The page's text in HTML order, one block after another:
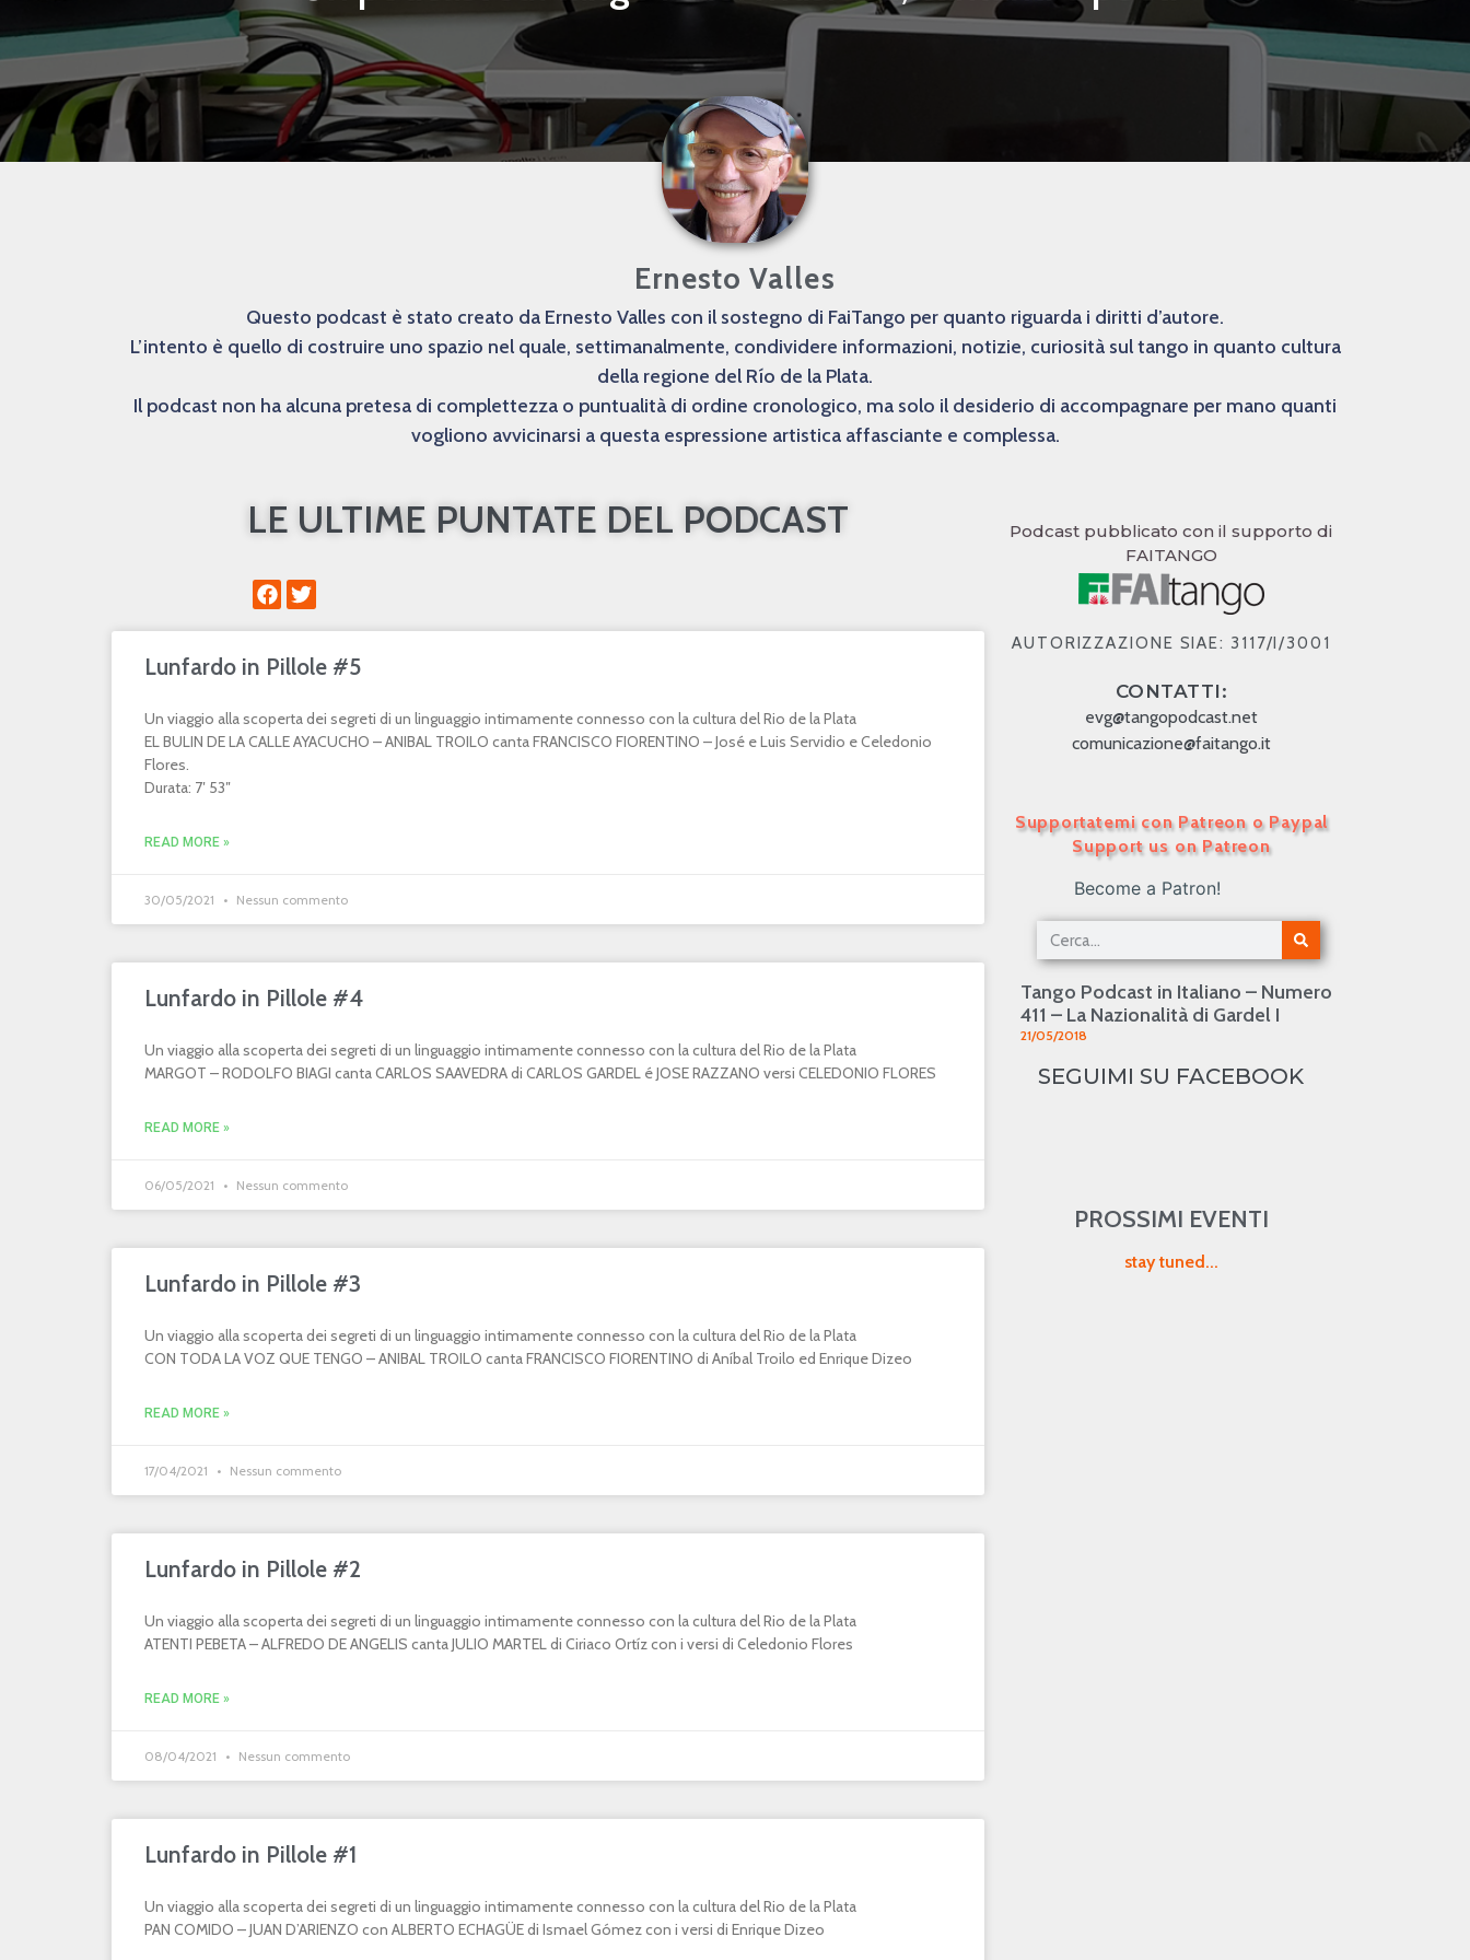
Ernesto Valles
Questo podcast è stato creato da Ernesto Valles con il sostegno di FaiTango per quanto riguarda i diritti d’autore.
L’intento è quello di costruire uno spazio nel quale, settimanalmente, condividere informazioni, notizie, curiosità sul tango in quanto cultura
della regione del Río de la Plata.
Il podcast non ha alcuna pretesa di complettezza o puntualità di ordine cronologico, ma solo il desiderio di accompagnare per mano quanti
vogliono avvicinarsi a questa espressione artistica affasciante e complessa.
LE ULTIME PUNTATE DEL PODCAST
Lunfardo in Pillole #5
Un viaggio alla scoperta dei segreti di un linguaggio intimamente connesso con la cultura del Rio de la Plata
EL BULIN DE LA CALLE AYACUCHO – ANIBAL TROILO canta FRANCISCO FIORENTINO – José e Luis Servidio e Celedonio
Flores.
Durata: 7′ 53″
READ MORE »
30/05/2021 Nessun commento
Lunfardo in Pillole #4
Un viaggio alla scoperta dei segreti di un linguaggio intimamente connesso con la cultura del Rio de la Plata
MARGOT – RODOLFO BIAGI canta CARLOS SAAVEDRA di CARLOS GARDEL é JOSE RAZZANO versi CELEDONIO FLORES
READ MORE »
06/05/2021 Nessun commento
Lunfardo in Pillole #3
Un viaggio alla scoperta dei segreti di un linguaggio intimamente connesso con la cultura del Rio de la Plata
CON TODA LA VOZ QUE TENGO – ANIBAL TROILO canta FRANCISCO FIORENTINO di Aníbal Troilo ed Enrique Dizeo
READ MORE »
17/04/2021 Nessun commento
Lunfardo in Pillole #2
Un viaggio alla scoperta dei segreti di un linguaggio intimamente connesso con la cultura del Rio de la Plata
ATENTI PEBETA – ALFREDO DE ANGELIS canta JULIO MARTEL di Ciriaco Ortíz con i versi di Celedonio Flores
READ MORE »
08/04/2021 Nessun commento
Lunfardo in Pillole #1
Un viaggio alla scoperta dei segreti di un linguaggio intimamente connesso con la cultura del Rio de la Plata
PAN COMIDO – JUAN D’ARIENZO con ALBERTO ECHAGÜE di Ismael Gómez con i versi di Enrique Dizeo
Podcast pubblicato con il supporto di
FAITANGO
AUTORIZZAZIONE SIAE: 3117/I/3001
CONTATTI:
evg@tangopodcast.net
comunicazione@faitango.it
Supportatemi con Patreon o Paypal
Support us on Patreon
Become a Patron!
Tango Podcast in Italiano – Numero
411 – La Nazionalità di Gardel I
21/05/2018
SEGUIMI SU FACEBOOK
PROSSIMI EVENTI
stay tuned...